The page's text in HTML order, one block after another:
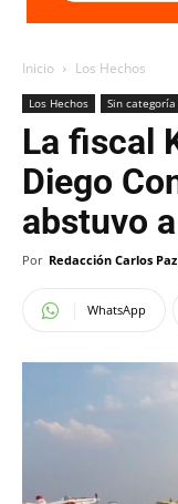
Inicio Los Hechos
Los Hechos Sin categoría
La fiscal
Diego
abstuvo
Por Redacción Carlos
WhatsApp